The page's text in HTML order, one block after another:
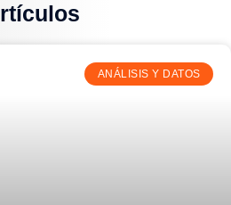
ANÁLISIS Y DATOS